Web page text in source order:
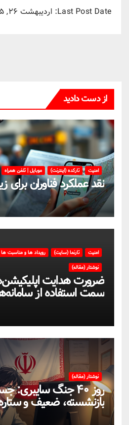
Last Post Date: اردیبهشت ۲۶, ۱۴۰۵
از دست دادید
امنیت تارکده (اینترنت) موبایل | تلفن همراه
نقد عملکرد فناوران
امنیت تارنما (سایت) رویداد ها و مناسبت ها
نوشتار (مقاله)
ضرورت هدایت
سمت استفاده از
نوشتار (مقاله)
روز ۴۰ جنگ سایبری:
بازنشسته، ضعیف و
ایران در بحران اینترنت!